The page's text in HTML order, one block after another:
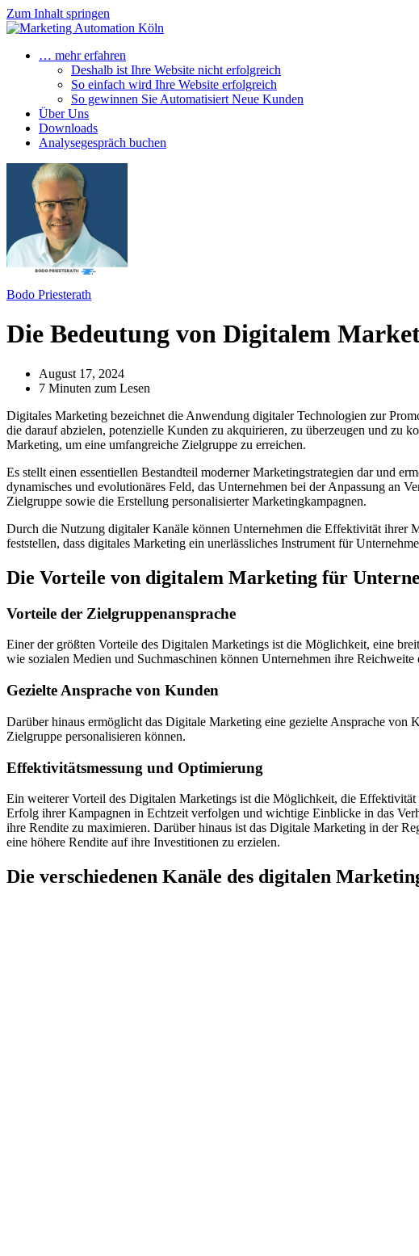
Zum Inhalt springen
… mehr erfahren
Deshalb ist Ihre Website nicht erfolgreich
So einfach wird Ihre Website erfolgreich
So gewinnen Sie Automatisiert Neue Kunden
Über Uns
Downloads
Analysegespräch buchen
Bodo Priesterath
Die Bedeutung von Digitalem
August 17, 2024
7 Minuten zum Lesen
Digitales Marketing bezeichnet die Anwendung digitaler Technologien zur
die darauf abzielen, potenzielle Kunden zu akquirieren, zu überzeugen und zu
Marketing, um eine umfangreiche Zielgruppe zu erreichen.
Es stellt einen essentiellen Bestandteil moderner Marketingstrategien dar und
dynamisches und evolutionäres Feld, das Unternehmen bei der Anpassung an
Zielgruppe sowie die Erstellung personalisierter Marketingkampagnen.
Durch die Nutzung digitaler Kanäle können Unternehmen die Effektivität ihrer
feststellen, dass digitales Marketing ein unerlässliches Instrument für
Die Vorteile von digitalem Marketing für
Vorteile der Zielgruppenansprache
Einer der größten Vorteile des Digitalen Marketings ist die Möglichkeit, eine
wie sozialen Medien und Suchmaschinen können Unternehmen ihre
Gezielte Ansprache von Kunden
Darüber hinaus ermöglicht das Digitale Marketing eine gezielte Ansprache von
Zielgruppe personalisieren können.
Effektivitätsmessung und Optimierung
Ein weiterer Vorteil des Digitalen Marketings ist die Möglichkeit, die
Erfolg ihrer Kampagnen in Echtzeit verfolgen und wichtige Einblicke in das
ihre Rendite zu maximieren. Darüber hinaus ist das Digitale Marketing in der
eine höhere Rendite auf ihre Investitionen zu erzielen.
Die verschiedenen Kanäle des digitalen